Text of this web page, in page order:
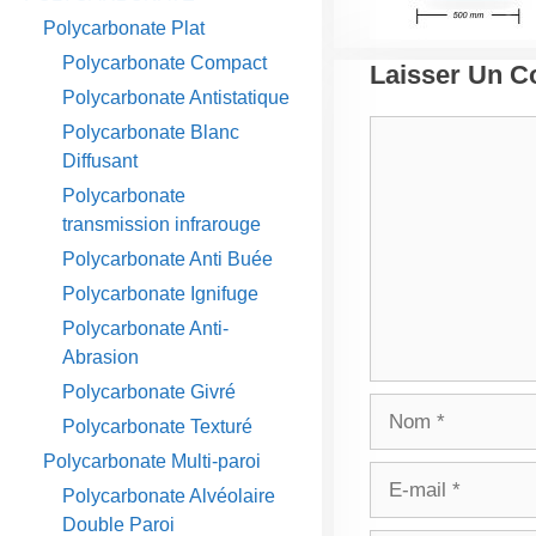
Laisser Un
Polycarbonate Plat
Polycarbonate Compact
Polycarbonate Antistatique
Polycarbonate Blanc
Diffusant
Polycarbonate
transmission infrarouge
Polycarbonate Anti Buée
Polycarbonate Ignifuge
Polycarbonate Anti-
Abrasion
Polycarbonate Givré
Polycarbonate Texturé
Polycarbonate Multi-paroi
Polycarbonate Alvéolaire
Double Paroi